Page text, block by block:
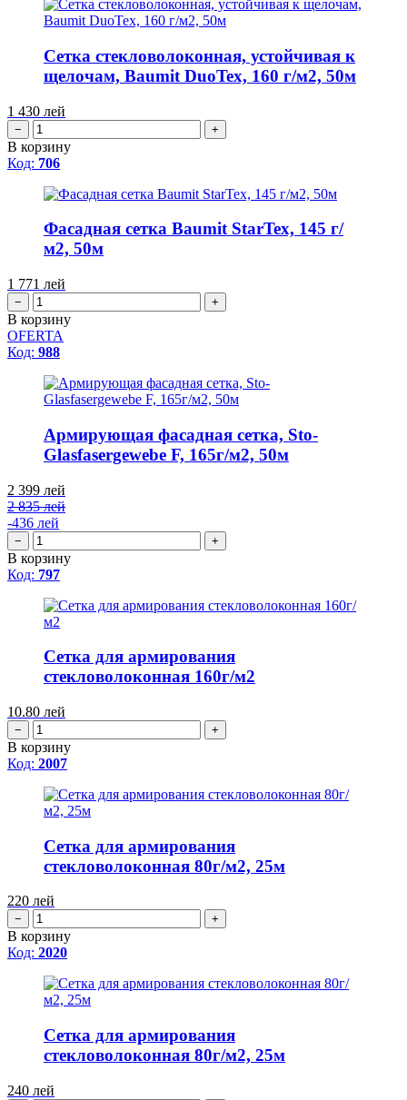
Сетка стекловолоконная, устойчивая к
щелочам, Baumit DuoTex, 160 г/м2, 50м
1 430 лей
− +
В корзину
Код: 706
Фасадная сетка Baumit StarTex, 145 г/
м2, 50м
1 771 лей
− +
В корзину
OFERTA
Код: 988
Армирующая фасадная сетка, Sto-
Glasfasergewebe F, 165г/м2, 50м
2 399 лей
2 835 лей
-436 лей
− +
В корзину
Код: 797
Сетка для армирования
стекловолоконная 160г/м2
10.80 лей
− +
В корзину
Код: 2007
Сетка для армирования
стекловолоконная 80г/м2, 25м
220 лей
− +
В корзину
Код: 2020
Сетка для армирования
стекловолоконная 80г/м2, 25м
240 лей